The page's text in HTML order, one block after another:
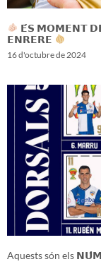
𝗘́𝗦 𝗠𝗢𝗠𝗘𝗡𝗧
𝗘𝗡𝗥𝗘𝗥𝗘
16 d'octubre de 2024
Aquests són els